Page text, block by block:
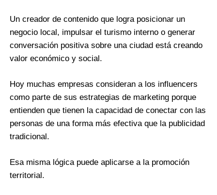
Un creador de contenido que logra posicionar un
negocio local, impulsar el turismo interno o generar
conversación positiva sobre una ciudad está creando
valor económico y social.
Hoy muchas empresas consideran a los influencers
como parte de sus estrategias de marketing porque
entienden que tienen la capacidad de conectar con las
personas de una forma más efectiva que la publicidad
tradicional.
Esa misma lógica puede aplicarse a la promoción
territorial.